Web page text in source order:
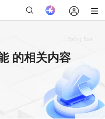
的相关内容